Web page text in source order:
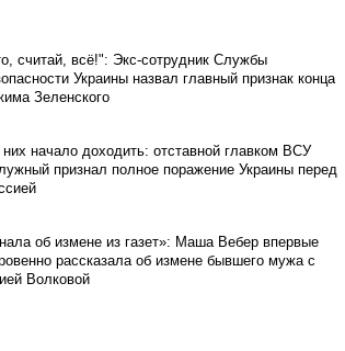
считай, всё!": Экс-сотрудник Службы
Украины назвал главный признак конца
Зеленского
начало доходить: отставной главком ВСУ
признал полное поражение Украины перед
об измене из газет»: Маша Вебер впервые
рассказала об измене бывшего мужа с
Волковой